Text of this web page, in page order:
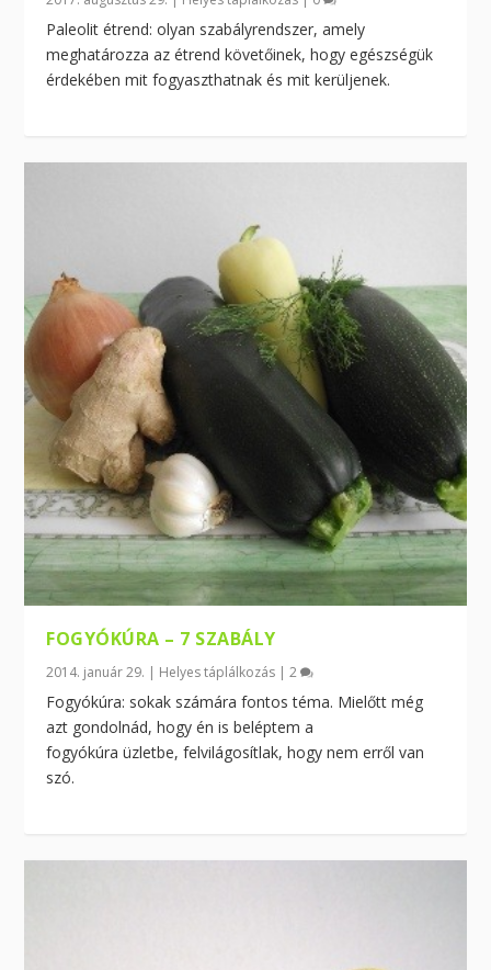
Paleolit étrend: olyan szabályrendszer, amely
meghatározza az étrend követőinek, hogy egészségük
érdekében mit fogyaszthatnak és mit kerüljenek.
FOGYÓKÚRA – 7 SZABÁLY
2014. január 29. | Helyes táplálkozás |2
Fogyókúra: sokak számára fontos téma. Mielőtt még
azt gondolnád, hogy én is beléptem a
fogyókúra üzletbe, felvilágosítlak, hogy nem erről van
szó.